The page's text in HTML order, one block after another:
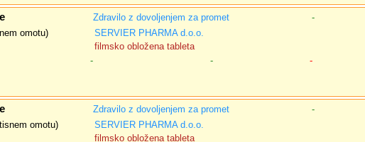
Zdravilo z dovoljenjem za promet -
omotu)
SERVIER PHARMA d.o.o.
filmsko obložena tableta
- - -
Zdravilo z dovoljenjem za promet -
omotu)
SERVIER PHARMA d.o.o.
filmsko obložena tableta